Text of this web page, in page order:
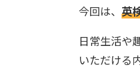
今回は、 英
日常生活や
いただける